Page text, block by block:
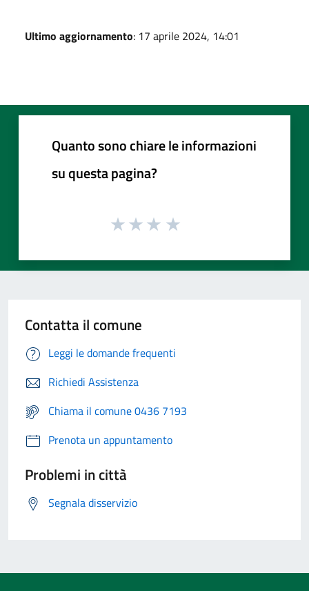
Ultimo aggiornamento: 17 aprile 2024, 14:01
Quanto sono chiare le informazioni
su questa pagina?
Contatta il comune
Leggi le domande frequenti
Richiedi Assistenza
Chiama il comune 0436 7193
Prenota un appuntamento
Problemi in città
Segnala disservizio